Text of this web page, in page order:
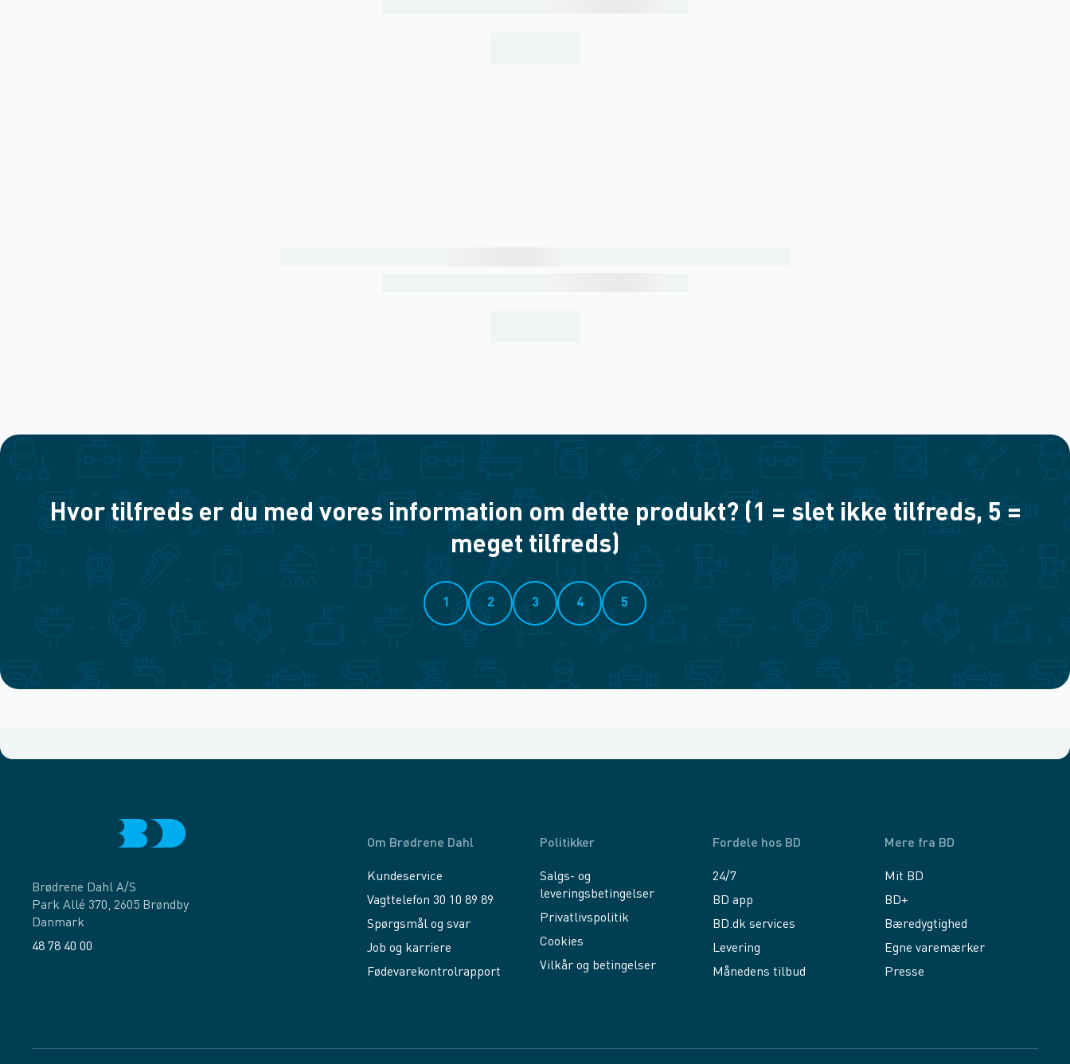
Hvor tilfreds er du med vores information om dette produkt? (1 = slet ikke tilfreds, 5 =
meget tilfreds)
1 2 3 4 5
Brødrene Dahl A/S
Park Allé 370, 2605 Brøndby
Danmark
48 78 40 00
Om Brødrene Dahl
Kundeservice
Vagttelefon 30 10 89 89
Spørgsmål og svar
Job og karriere
Fødevarekontrolrapport
Politikker
Salgs- og
leveringsbetingelser
Privatlivspolitik
Cookies
Vilkår og betingelser
Fordele hos BD
24/7
BD app
BD.dk services
Levering
Månedens tilbud
Mere fra BD
Mit BD
BD+
Bæredygtighed
Egne varemærker
Presse